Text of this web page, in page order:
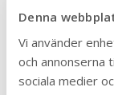
Denna
Vi använder
och annonserna
sociala medier
Bygga, bo och
Eketorps borg
En vecka fri
Föräldrastöd